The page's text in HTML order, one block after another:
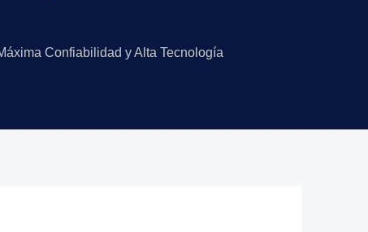
Confiabilidad y Alta Tecnología